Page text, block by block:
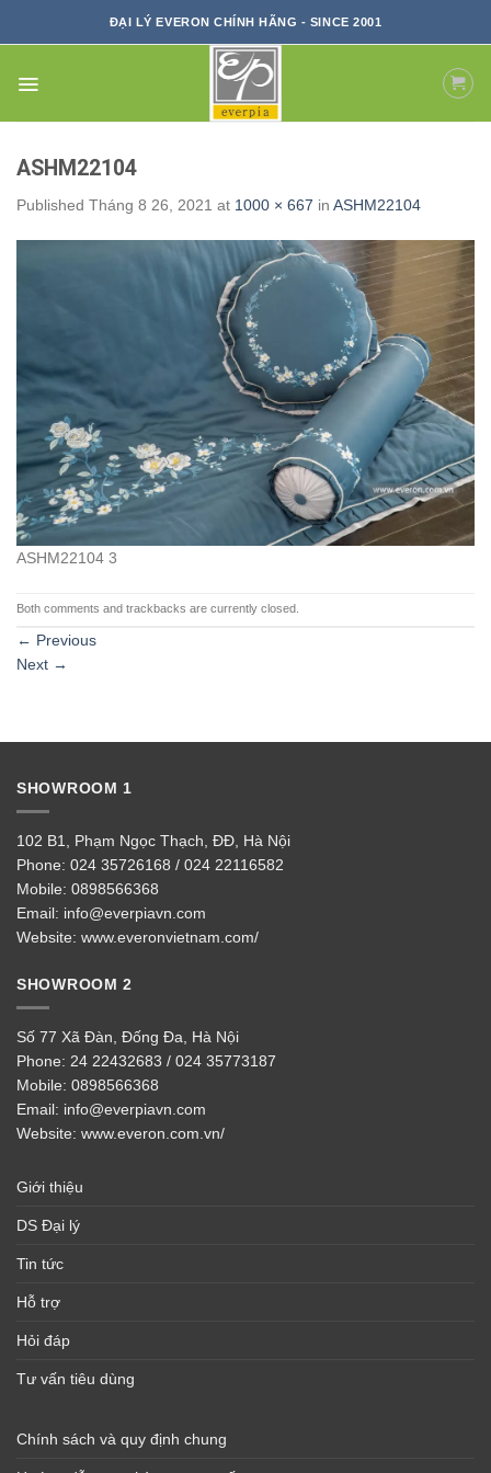
ĐẠI LÝ EVERON CHÍNH HÃNG - SINCE 2001
ASHM22104
Published Tháng 8 26, 2021 at 1000 × 667 in ASHM22104
ASHM22104 3
Both comments and trackbacks are currently closed.
← Previous
Next →
SHOWROOM 1
102 B1, Phạm Ngọc Thạch, ĐĐ, Hà Nội
Phone: 024 35726168 / 024 22116582
Mobile: 0898566368
Email: info@everpiavn.com
Website: www.everonvietnam.com/
SHOWROOM 2
Số 77 Xã Đàn, Đống Đa, Hà Nội
Phone: 24 22432683 / 024 35773187
Mobile: 0898566368
Email: info@everpiavn.com
Website: www.everon.com.vn/
Giới thiệu
DS Đại lý
Tin tức
Hỗ trợ
Hỏi đáp
Tư vấn tiêu dùng
Chính sách và quy định chung